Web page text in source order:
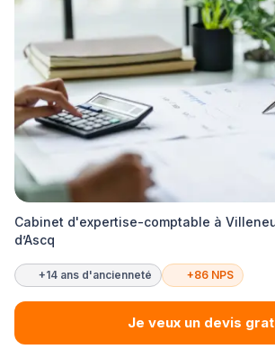
Cabinet d'expertise-comptable à
d’Ascq
+14 ans d'ancienneté +86 NPS
Je veux un devis